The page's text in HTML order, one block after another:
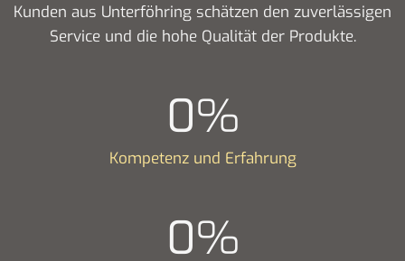
Kunden aus Unterföhring schätzen den zuverlässigen
Service und die hohe Qualität der Produkte.
0%
Kompetenz und Erfahrung
0%